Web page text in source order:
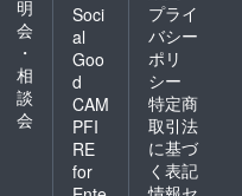
明
会
・
相
談
会
Soci
al
Goo
d
CAM
PFI
RE
for
プライ
バシー
ポリ
シー
特定商
取引法
に基づ
く表記